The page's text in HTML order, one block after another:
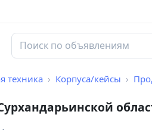
техника Корпуса/кейсы